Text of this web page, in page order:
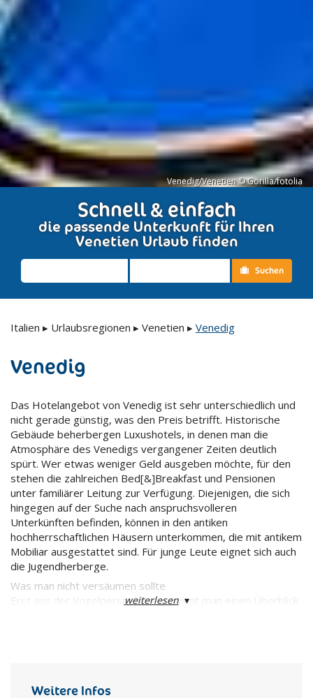
Venedig/Venetien © Gorilla/fotolia
Schnell & einfach
die passende Unterkunft für Ihren
Venetien Urlaub finden
Suchen
Italien ▸ Urlaubsregionen ▸ Venetien ▸ Venedig
Venedig
Das Hotelangebot von Venedig ist sehr unterschiedlich und
nicht gerade günstig, was den Preis betrifft. Historische
Gebäude beherbergen Luxushotels, in denen man die
Atmosphäre des Venedigs vergangener Zeiten deutlich
spürt. Wer etwas weniger Geld ausgeben möchte, für den
stehen die zahlreichen Bed[&]Breakfast und Pensionen
unter familiärer Leitung zur Verfügung. Diejenigen, die sich
hingegen auf der Suche nach anspruchsvolleren
Unterkünften befinden, können in den antiken
hochherrschaftlichen Häusern unterkommen, die mit antikem
Mobiliar ausgestattet sind. Für junge Leute eignet sich auch
die Jugendherberge.
Was man nicht versäumen sollte
Erst aus der Vogelperspektive gewinnt man einen Überblick
tollen Ausblick auf das Becken und den Gebäudekomplex von
weiterlesen▾
Weitere Infos